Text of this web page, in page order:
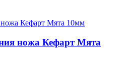
ножа Кефарт Мята